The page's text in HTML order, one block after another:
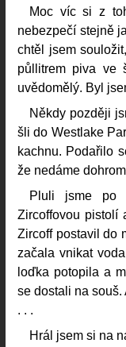
Moc víc si z
nebezpečí stejně
chtěl jsem
půllitrem piva ve
uvědomělý. Byl
Někdy později
šli do Westlake
kachnu. Podařilo
že nedáme
Pluli jsme po
Zircoffovou pistolí
Zircoff postavil do
začala vnikat
loďka potopila a
se dostali na
. . .
Hrál jsem si na